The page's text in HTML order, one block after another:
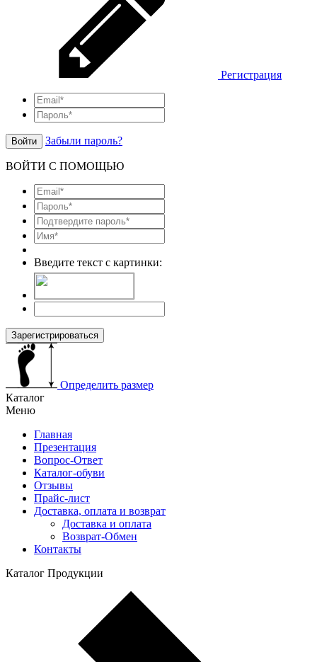
Регистрация
Войти Забыли пароль?
ВОЙТИ С ПОМОЩЬЮ
Введите текст с картинки:
Зарегистрироваться
Определить размер
Каталог
Меню
Главная
Презентация
Вопрос-Ответ
Каталог-обуви
Отзывы
Прайс-лист
Доставка, оплата и возврат
Доставка и оплата
Возврат-Обмен
Контакты
Каталог Продукции